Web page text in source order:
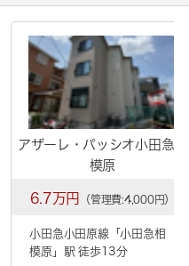
アザーレ・パッシオ小田急相
模原
6.7万円 （管理費:4,000円）
小田急小田原線「小田急相
模原 」駅 徒歩13分